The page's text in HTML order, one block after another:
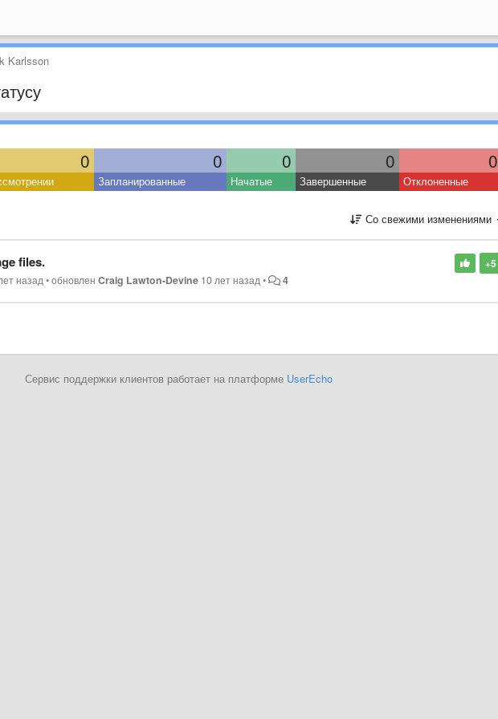
Karlsson
0 0 0 0 0
Запланированные Начатые Завершенные Отклоненные
Со свежими изменениями
+5
files.
назад•обновленCraig Lawton-Devine 10 лет назад• 4
Сервис поддержки клиентов работает на платформе UserEcho